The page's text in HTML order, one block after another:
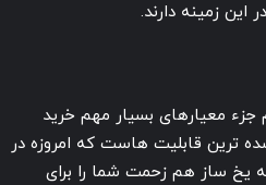
این زمینه دارند.
معیارهای بسیار مهم خرید
ترین قابلیت هاست که امروزه در
یخ ساز هم زحمت شما را برای